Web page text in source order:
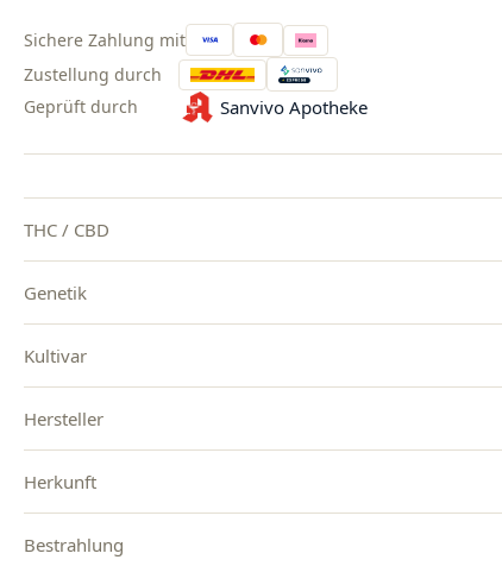
Sichere Zahlung mit
Zustellung durch
Geprüft durch
Sanvivo Apotheke
THC / CBD
Genetik
Kultivar
Hersteller
Herkunft
Bestrahlung